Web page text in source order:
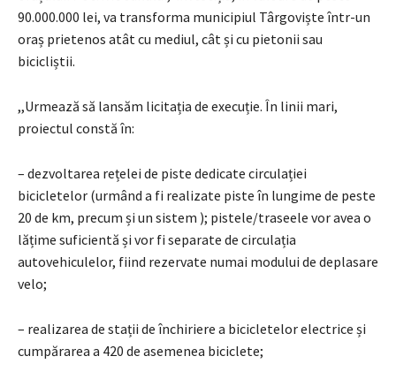
90.000.000 lei, va transforma municipiul Târgoviște într-un
oraș prietenos atât cu mediul, cât și cu pietonii sau
bicicliștii.
,,Urmează să lansăm licitația de execuție. În linii mari,
proiectul constă în:
– dezvoltarea rețelei de piste dedicate circulației
bicicletelor (urmând a fi realizate piste în lungime de peste
20 de km, precum și un sistem ); pistele/traseele vor avea o
lățime suficientă și vor fi separate de circulația
autovehiculelor, fiind rezervate numai modului de deplasare
velo;
– realizarea de stații de închiriere a bicicletelor electrice și
cumpărarea a 420 de asemenea biciclete;